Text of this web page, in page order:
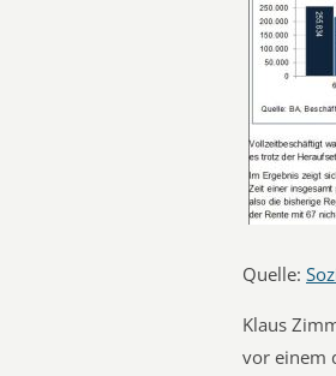
Quelle:
Klaus
vor einem